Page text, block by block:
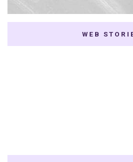
WEB
7 K-dramas Enemies
to Lovers